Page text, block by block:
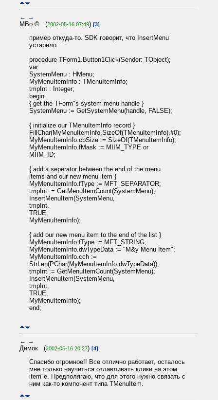
← →
MBo © (2002-05-16 07:49) [3]
пример откуда-то. SDK говорит, что InsertMenu
устарело.
procedure TForm1.Button1Click(Sender: TObject);
var
SystemMenu : HMenu;
MyMenuItemInfo : TMenuItemInfo;
tmpInt : Integer;
begin
{ get the TForm"s system menu handle }
SystemMenu := GetSystemMenu(handle, FALSE);
{ initialize our TMenuItemInfo record }
FillChar(MyMenuItemInfo,SizeOf(TMenuItemInfo),#0);
MyMenuItemInfo.cbSize := SizeOf(TMenuItemInfo);
MyMenuItemInfo.fMask := MIIM_TYPE or
MIIM_ID;
{ add a seperator between the end of the menu
items and our new menu item }
MyMenuItemInfo.fType := MFT_SEPARATOR;
tmpInt := GetMenuItemCount(SystemMenu);
InsertMenuItem(SystemMenu,
tmpInt,
TRUE,
MyMenuItemInfo);
{ add our new menu item to the end of the list }
MyMenuItemInfo.fType := MFT_STRING;
MyMenuItemInfo.dwTypeData := "M&y Menu Item";
MyMenuItemInfo.cch :=
StrLen(PChar(MyMenuItemInfo.dwTypeData));
tmpInt := GetMenuItemCount(SystemMenu);
InsertMenuItem(SystemMenu,
tmpInt,
TRUE,
MyMenuItemInfo);
end;
← →
Димок (2002-05-16 20:27) [4]
Спасибо огромное!! Все отлично работает, осталось
мне только научиться отлавливать клики на этом
item"е. Предполягаю, что для этого нужно связать с
ним как-то компонент типа TMenuItem.